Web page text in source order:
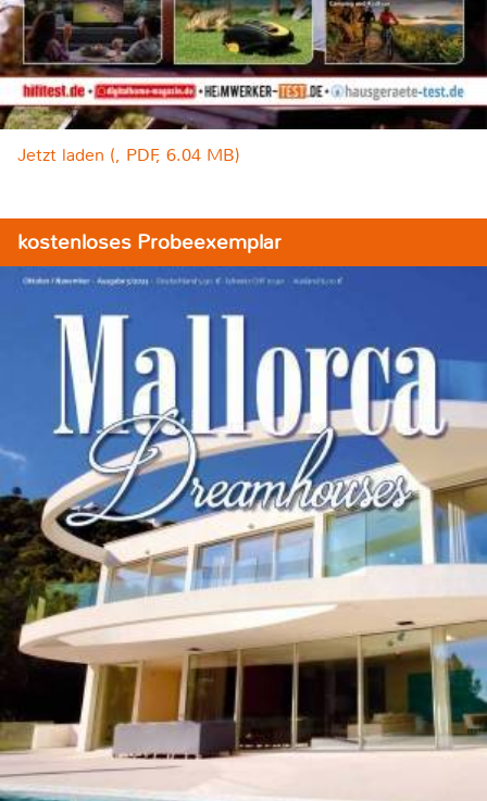
Jetzt laden (, PDF, 6.04 MB)
kostenloses Probeexemplar